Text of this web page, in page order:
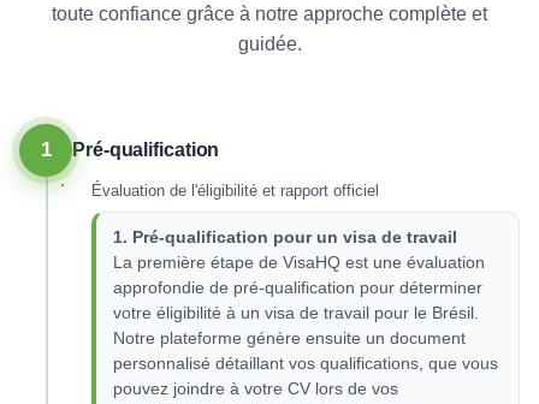
toute confiance grâce à notre approche complète et
guidée.
1 Pré-qualification
Évaluation de l'éligibilité et rapport officiel
1. Pré-qualification pour un visa de travail
La première étape de VisaHQ est une évaluation
approfondie de pré-qualification pour déterminer
votre éligibilité à un visa de travail pour le Brésil.
Notre plateforme génère ensuite un document
personnalisé détaillant vos qualifications, que vous
pouvez joindre à votre CV lors de vos